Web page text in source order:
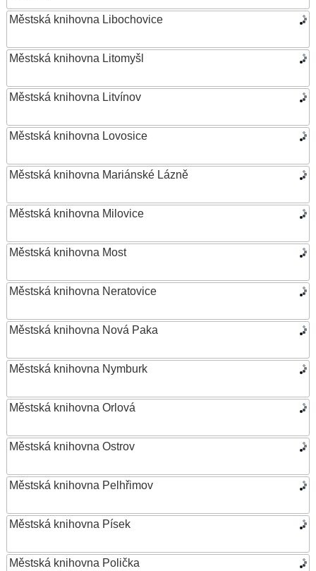
Městská knihovna Libochovice
Městská knihovna Litomyšl
Městská knihovna Litvínov
Městská knihovna Lovosice
Městská knihovna Mariánské Lázně
Městská knihovna Milovice
Městská knihovna Most
Městská knihovna Neratovice
Městská knihovna Nová Paka
Městská knihovna Nymburk
Městská knihovna Orlová
Městská knihovna Ostrov
Městská knihovna Pelhřimov
Městská knihovna Písek
Městská knihovna Polička